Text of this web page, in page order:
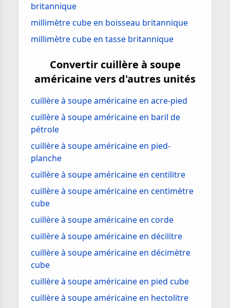
britannique
millimètre cube en boisseau britannique
millimètre cube en tasse britannique
Convertir cuillère à soupe
américaine vers d'autres unités
cuillère à soupe américaine en acre-pied
cuillère à soupe américaine en baril de
pétrole
cuillère à soupe américaine en pied-
planche
cuillère à soupe américaine en centilitre
cuillère à soupe américaine en centimètre
cube
cuillère à soupe américaine en corde
cuillère à soupe américaine en décilitre
cuillère à soupe américaine en décimètre
cube
cuillère à soupe américaine en pied cube
cuillère à soupe américaine en hectolitre